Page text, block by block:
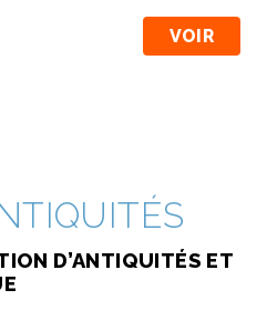
VOIR
D’ANTIQUITÉS ET